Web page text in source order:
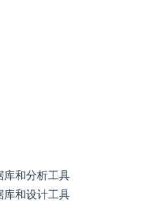
库和分析工具
库和设计工具